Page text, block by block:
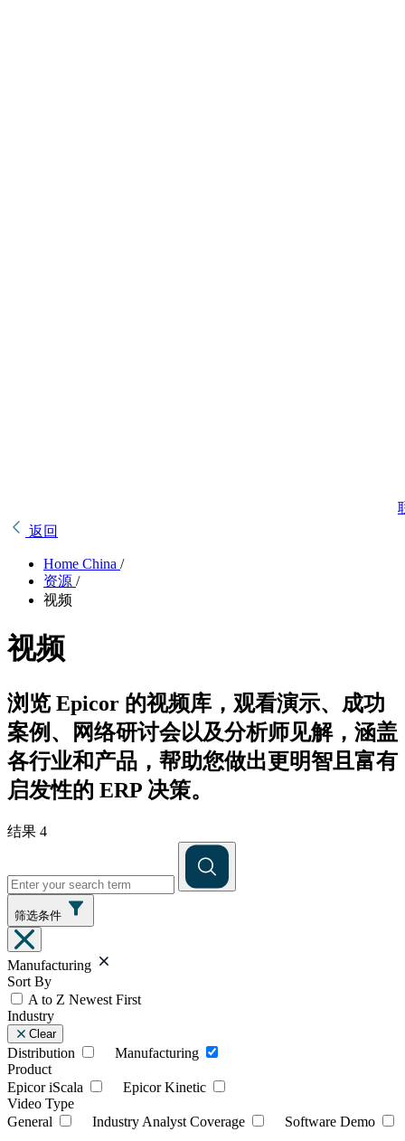
返回
Home China /
资源 /
视频
视频
浏览 Epicor 的视频库，观看演示、成功
案例、网络研讨会以及分析师见解，涵盖
各行业和产品，帮助您做出更明智且富有
启发性的 ERP 决策。
结果 4
筛选条件
Manufacturing
Sort By
A to Z Newest First
Industry
Clear
Distribution
Manufacturing
Product
Epicor iScala
Epicor Kinetic
Video Type
General
Industry Analyst Coverage
Software Demo